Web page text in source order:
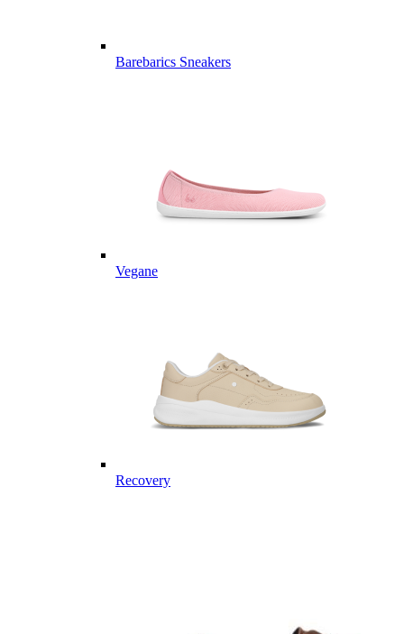
Barebarics Sneakers
Vegane
Recovery